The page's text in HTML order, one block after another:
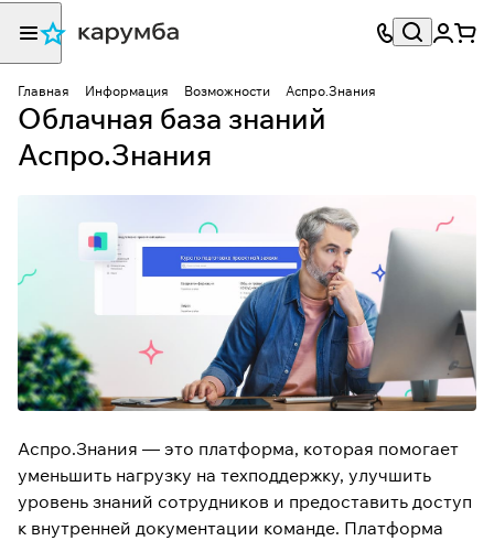
Главная Информация Возможности Аспро.Знания
Облачная база знаний
Аспро.Знания
Аспро.Знания — это платформа, которая помогает
уменьшить нагрузку на техподдержку, улучшить
уровень знаний сотрудников и предоставить доступ
к внутренней документации команде. Платформа